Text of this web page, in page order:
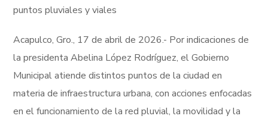
puntos pluviales y viales
Acapulco, Gro., 17 de abril de 2026.- Por indicaciones de
la presidenta Abelina López Rodríguez, el Gobierno
Municipal atiende distintos puntos de la ciudad en
materia de infraestructura urbana, con acciones enfocadas
en el funcionamiento de la red pluvial, la movilidad y la